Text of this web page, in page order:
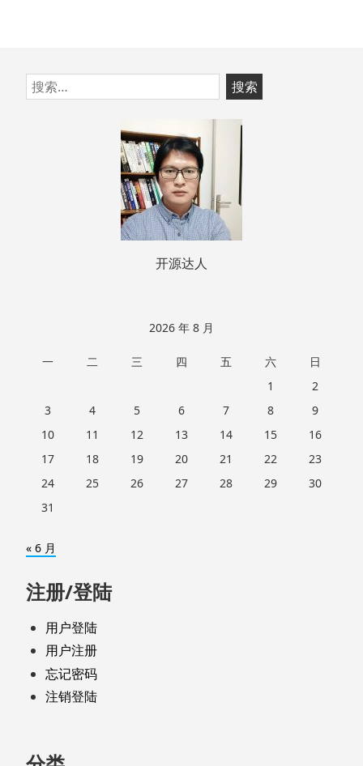
跳
至
搜
索：
开源达人
2026 年 8 月
一 二 三 四 五 六
日
1
2
3
4 5 6 7 8
9
10
11 12 13 14 15
16
17
18 19 20 21 22
23
24
25 26 27 28 29
30
31
« 6 月
注册/登陆
用户登陆
用户注册
忘记密码
注销登陆